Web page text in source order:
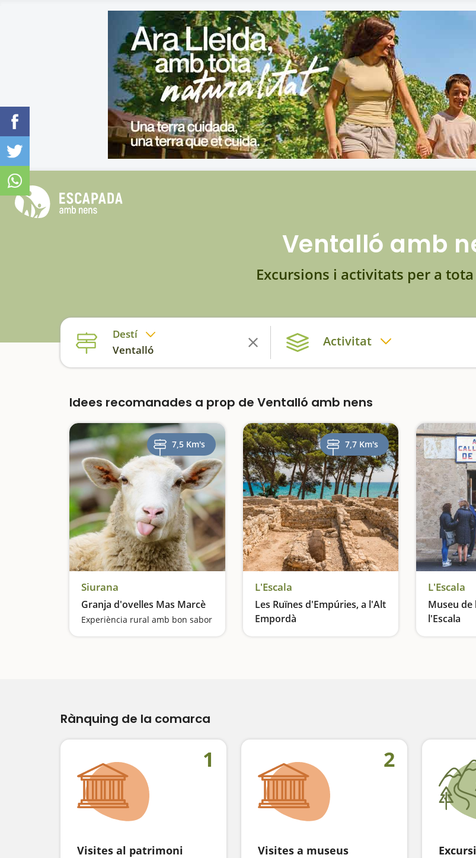
Ventalló amb
Excursions i activitats per a
Destí
Ventalló
Activitat
Idees recomanades a prop de Ventalló amb nens
7,5 Km's
Siurana
Granja d'ovelles Mas Marcè
Experiència rural amb bon sabor
7,7 Km's
L'Escala
Les Ruïnes d'Empúries, a l'Alt
Empordà
Patrimoni excepcional
L'Escala
Museu
l'Escala
El
Rànquing de la comarca
1
Visites al patrimoni
2
Visites a museus